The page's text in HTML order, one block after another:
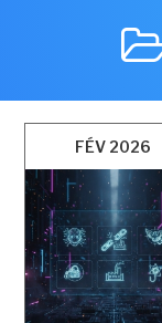
FÉV 2026